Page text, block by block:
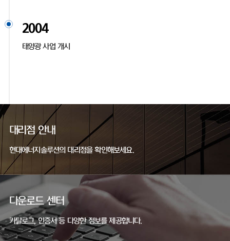
2004
태양광 사업 개시
대리점 안내
현대에너지솔루션의 대리점을 확인해보세요.
다운로드 센터
카탈로그, 인증서 등 다양한 정보를 제공합니다.